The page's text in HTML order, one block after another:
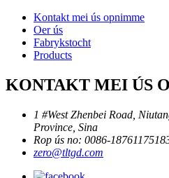
Kontakt mei ús opnimme
Oer ús
Fabrykstocht
Products
KONTAKT MEI ÚS
1 #West Zhenbei Road,
Province, Sina
Rop ús no: 0086-
zero@tltgd.com